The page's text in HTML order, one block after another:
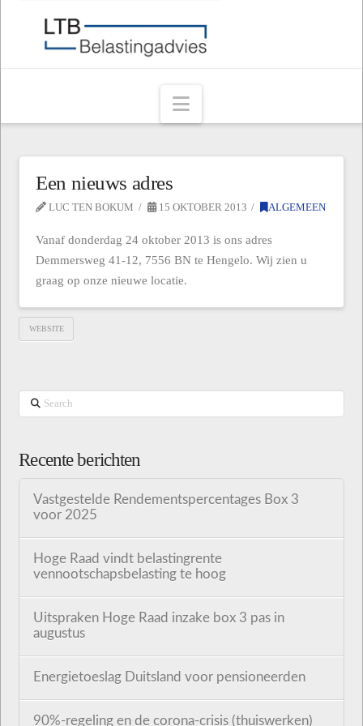
Navigation
Een nieuws adres
LUC TEN BOKUM 15 OKTOBER 2013 ALGEMEEN
Vanaf donderdag 24 oktober 2013 is ons adres
Demmersweg 41-12, 7556 BN te Hengelo. Wij zien u
graag op onze nieuwe locatie.
WEBSITE
Search
Recente berichten
Vastgestelde Rendementspercentages Box 3
voor 2025
Hoge Raad vindt belastingrente
vennootschapsbelasting te hoog
Uitspraken Hoge Raad inzake box 3 pas in
augustus
Energietoeslag Duitsland voor pensioneerden
90%-regeling en de corona-crisis (thuiswerken)